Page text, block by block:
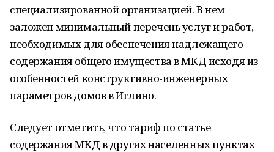
специализированной организацией. В нем
заложен минимальный перечень услуг и работ,
необходимых для обеспечения надлежащего
содержания общего имущества в МКД исходя из
особенностей конструктивно-инженерных
параметров домов в Иглино.
Следует отметить, что тариф по статье
содержания МКД в других населенных пунктах